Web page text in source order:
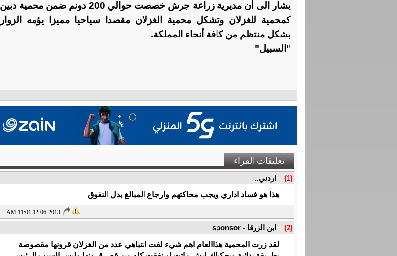
يشار الى أن مديرية زراعة جرش خصصت حوالي 200 دونم ضمن محمية دبين
كمحمية للغزلان وتشكل محمية الغزلان مقصدا سياحيا مميزا يؤمه الزوار
بشكل منتظم من كافة أنحاء المملكة.
"السبيل"
تعليقات القراء
(1)
اردني..
هذا هو فساد اداري ويجب محاكتهم وارجاع المبالغ بدل النفوق
12-06-2013 11:01 AM
(2)
ابن الزرقا - sponsor
لقد زرت المحمية هذاالعام اهم شيء لفت انتباهي عدد من الغزلان قرونها مقصوصة